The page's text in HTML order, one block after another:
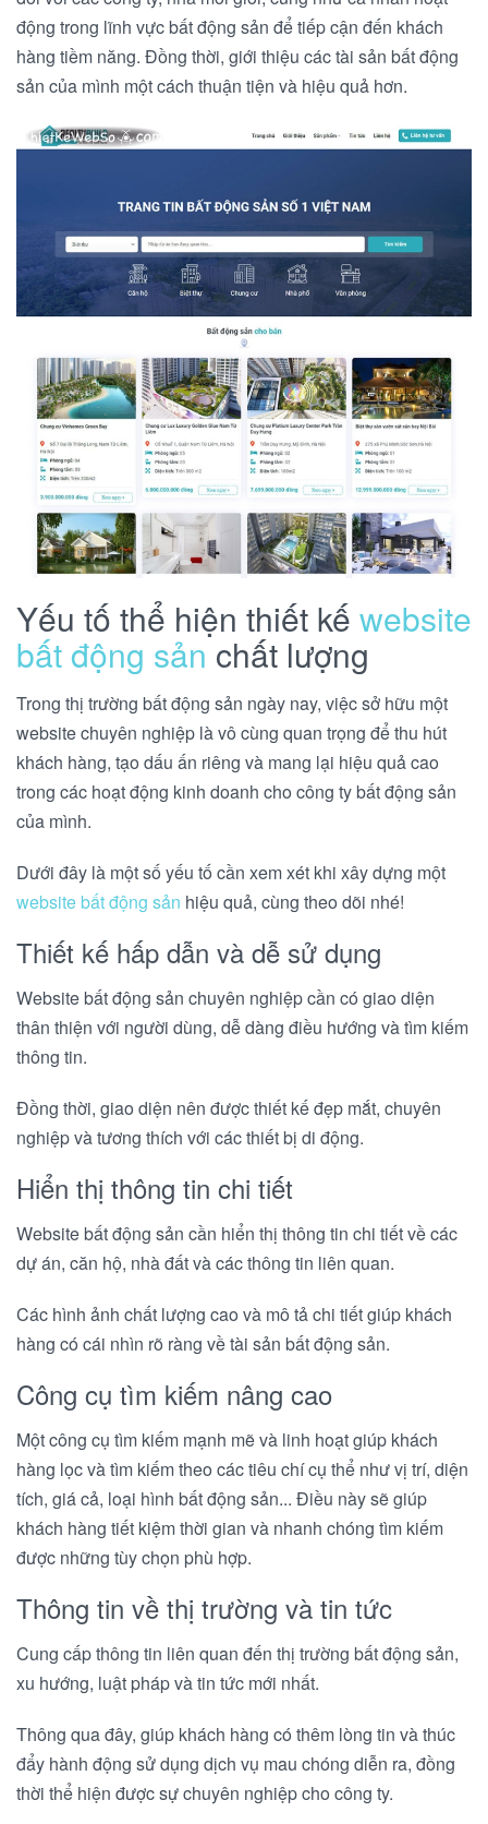
động trong lĩnh vực bất động sản để tiếp cận đến khách
hàng tiềm năng. Đồng thời, giới thiệu các tài sản bất động
sản của mình một cách thuận tiện và hiệu quả hơn.
Yếu tố thể hiện thiết kế website
bất động sản chất lượng
Trong thị trường bất động sản ngày nay, việc sở hữu một
website chuyên nghiệp là vô cùng quan trọng để thu hút
khách hàng, tạo dấu ấn riêng và mang lại hiệu quả cao
trong các hoạt động kinh doanh cho công ty bất động sản
của mình.
Dưới đây là một số yếu tố cần xem xét khi xây dựng một
website bất động sản hiệu quả, cùng theo dõi nhé!
Thiết kế hấp dẫn và dễ sử dụng
Website bất động sản chuyên nghiệp cần có giao diện
thân thiện với người dùng, dễ dàng điều hướng và tìm kiếm
thông tin.
Đồng thời, giao diện nên được thiết kế đẹp mắt, chuyên
nghiệp và tương thích với các thiết bị di động.
Hiển thị thông tin chi tiết
Website bất động sản cần hiển thị thông tin chi tiết về các
dự án, căn hộ, nhà đất và các thông tin liên quan.
Các hình ảnh chất lượng cao và mô tả chi tiết giúp khách
hàng có cái nhìn rõ ràng về tài sản bất động sản.
Công cụ tìm kiếm nâng cao
Một công cụ tìm kiếm mạnh mẽ và linh hoạt giúp khách
hàng lọc và tìm kiếm theo các tiêu chí cụ thể như vị trí, diện
tích, giá cả, loại hình bất động sản... Điều này sẽ giúp
khách hàng tiết kiệm thời gian và nhanh chóng tìm kiếm
được những tùy chọn phù hợp.
Thông tin về thị trường và tin tức
Cung cấp thông tin liên quan đến thị trường bất động sản,
xu hướng, luật pháp và tin tức mới nhất.
Thông qua đây, giúp khách hàng có thêm lòng tin và thúc
đẩy hành động sử dụng dịch vụ mau chóng diễn ra, đồng
thời thể hiện được sự chuyên nghiệp cho công ty.